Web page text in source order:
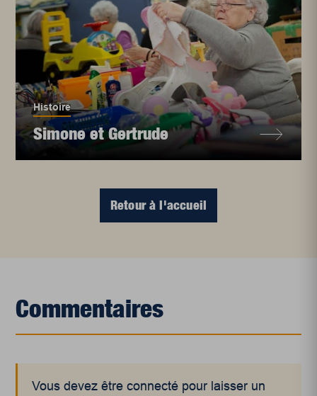
Histoire
Simone et Gertrude
Retour à l'accueil
Commentaires
Vous devez être connecté pour laisser un